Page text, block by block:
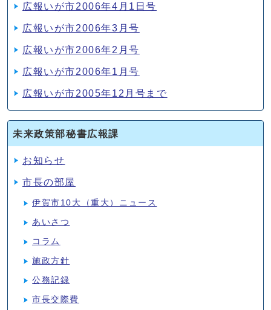
広報いが市2006年4月1日号
広報いが市2006年3月号
広報いが市2006年2月号
広報いが市2006年1月号
広報いが市2005年12月号まで
未来政策部秘書広報課
お知らせ
市長の部屋
伊賀市10大（重大）ニュース
あいさつ
コラム
施政方針
公務記録
市長交際費